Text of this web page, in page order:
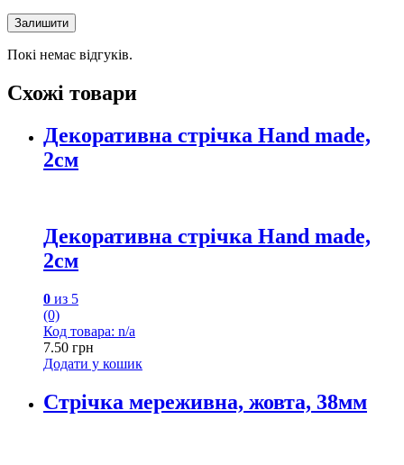
Покі немає відгуків.
Схожі товари
Декоративна стрічка Hand made,
2см
Декоративна стрічка Hand made,
2см
0 из 5
(0)
Код товара: n/a
7.50 грн
Додати у кошик
Стрічка мереживна, жовта, 38мм